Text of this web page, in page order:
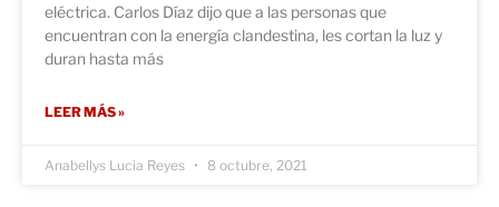
eléctrica. Carlos Díaz dijo que a las personas que
encuentran con la energía clandestina, les cortan la luz y
duran hasta más
LEER MÁS »
Anabellys Lucia Reyes 8 octubre, 2021